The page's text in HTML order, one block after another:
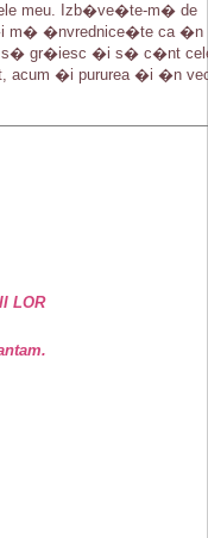
meu. Izb�ve�te-m� de
m� �nvrednice�te ca �n
s� gr�iesc �i s� c�nt
acum �i pururea �i �n
LOR